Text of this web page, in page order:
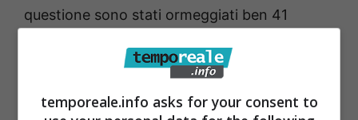
questione sono stati ormeggiati ben 41
e di un apprezzabile valore, ma nessuno
temporeale.info asks for your consent to